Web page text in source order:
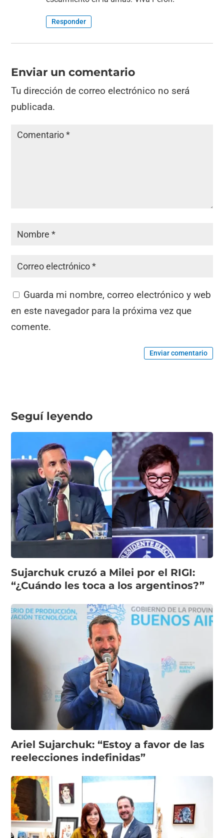
Responder
Enviar un comentario
Tu dirección de correo electrónico no será
publicada.
Guarda mi nombre, correo electrónico y web
en este navegador para la próxima vez que
comente.
Enviar comentario
Seguí leyendo
Sujarchuk cruzó a Milei por el RIGI:
“¿Cuándo les toca a los argentinos?”
Ariel Sujarchuk: “Estoy a favor de las
reelecciones indefinidas”